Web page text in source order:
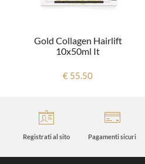
Gold Collagen Hairlift
10x50ml It
€ 55.50
Registrati al sito Pagamenti sicuri